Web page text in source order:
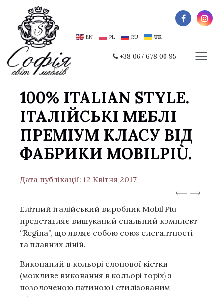
EN PL RU UK
+38 067 678 00 95
100% ITALIAN STYLE.
ІТАЛІЙСЬКІ МЕБЛІ
ПРЕМІУМ КЛАСУ ВІД
ФАБРИКИ MOBILPIÙ.
Дата публікації: 12 Квітня 2017
Елітний італійський виробник Mobil Piu
представляє вишуканий спальний комплект
“Regina”, що являє собою союз елегантності
та плавних ліній.
Виконаний в кольорі слонової кістки
(можливе виконання в кольорі горіх) з
позолоченою патиною і стилізованим